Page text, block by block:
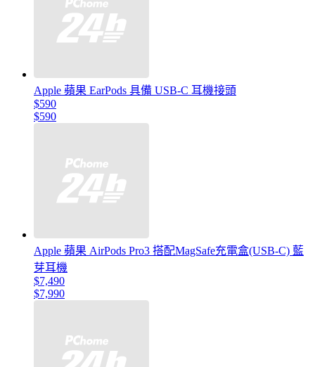
Apple 蘋果 EarPods 具備 USB-C 耳機接頭
$590
$590
Apple 蘋果 AirPods Pro3 搭配MagSafe充電盒(USB-C) 藍
芽耳機
$7,490
$7,990